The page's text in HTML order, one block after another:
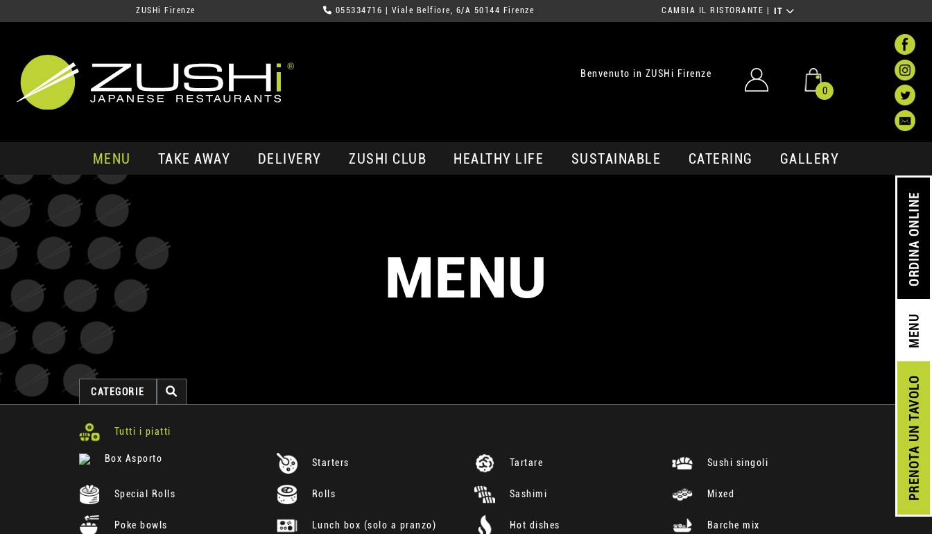
ZUSHi Firenze 055334716 | Viale Belfiore, 6/A 50144 Firenze CAMBIA IL RISTORANTE IT
Benvenuto in ZUSHi Firenze
0
MENU TAKE AWAY DELIVERY ZUSHI CLUB HEALTHY LIFE SUSTAINABLE CATERING GALLERY
PRENOTA
UN TAVOLO
MENU
ORDINA ONLINE
MENU
CATEGORIE
Tutti i piatti
Box Asporto Starters Tartare Sushi singoli
Special Rolls Rolls Sashimi Mixed
Poke bowls Lunch box (solo a pranzo) Hot dishes Barche mix